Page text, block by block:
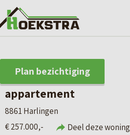
Plan bezichtiging
appartement
8861 Harlingen
€ 257.000,-
Deel deze woning